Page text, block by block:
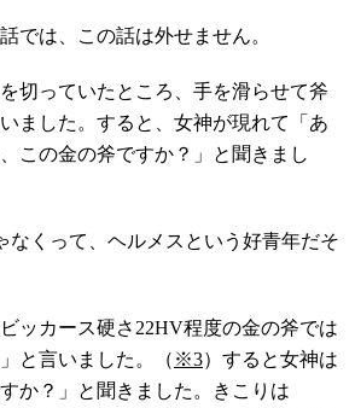
では、この話は外せません。
切っていたところ、手を滑らせて斧
ました。すると、女神が現れて「あ
この金の斧ですか？」と聞きまし
なくって、ヘルメスという好青年だそ
ッカース硬さ22HV程度の金の斧では
と言いました。（ ※3）すると女神は
か？」と聞きました。きこりは